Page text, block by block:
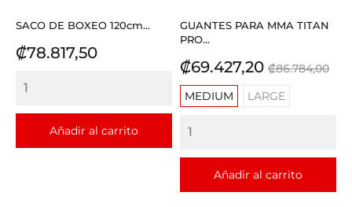
SACO DE BOXEO 120cm...
Precio
₡78.817,50
Añadir al carrito
GUANTES PARA MMA TITAN
PRO...
Precio
₡69.427,20 Precio
base
₡86.784,00
MEDIUM
LARGE
Añadir al carrito